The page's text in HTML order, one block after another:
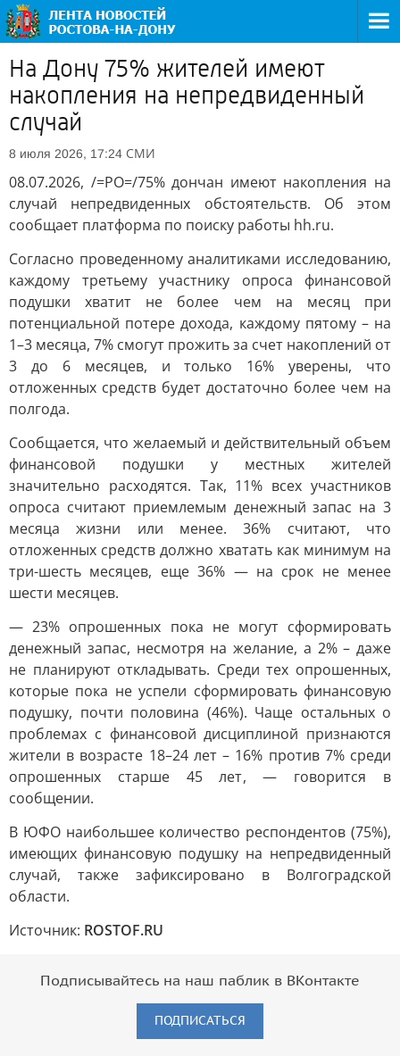
На Дону 75% жителей имеют
накопления на непредвиденный
случай
8 июля 2026, 17:24 СМИ
08.07.2026, /=РО=/75% дончан имеют накопления на
случай непредвиденных обстоятельств. Об этом
сообщает платформа по поиску работы hh.ru.
Согласно проведенному аналитиками исследованию,
каждому третьему участнику опроса финансовой
подушки хватит не более чем на месяц при
потенциальной потере дохода, каждому пятому – на
1–3 месяца, 7% смогут прожить за счет накоплений от
3 до 6 месяцев, и только 16% уверены, что
отложенных средств будет достаточно более чем на
полгода.
Сообщается, что желаемый и действительный объем
финансовой подушки у местных жителей
значительно расходятся. Так, 11% всех участников
опроса считают приемлемым денежный запас на 3
месяца жизни или менее. 36% считают, что
отложенных средств должно хватать как минимум на
три-шесть месяцев, еще 36% — на срок не менее
шести месяцев.
— 23% опрошенных пока не могут сформировать
денежный запас, несмотря на желание, а 2% – даже
не планируют откладывать. Среди тех опрошенных,
которые пока не успели сформировать финансовую
подушку, почти половина (46%). Чаще остальных о
проблемах с финансовой дисциплиной признаются
жители в возрасте 18–24 лет – 16% против 7% среди
опрошенных старше 45 лет, — говорится в
сообщении.
В ЮФО наибольшее количество респондентов (75%),
имеющих финансовую подушку на непредвиденный
случай, также зафиксировано в Волгоградской
области.
Источник: ROSTOF.RU
Подписывайтесь на наш паблик в ВКонтакте
ПОДПИСАТЬСЯ